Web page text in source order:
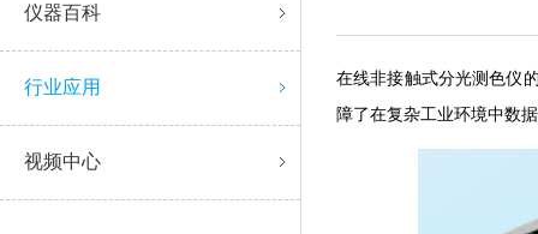
仪器百科
行业应用
视频中心
在线非接触式分光测色仪的
障了在复杂工业环境中数据